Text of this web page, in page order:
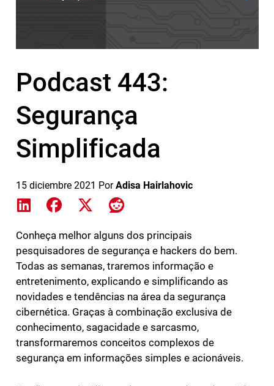
Podcast 443:
Segurança
Simplificada
15 diciembre 2021 PorAdisa Hairlahovic
Share on LinkedIn
Share on Facebook
Share on XShare on Reddit
Conheça melhor alguns dos principais
pesquisadores de segurança e hackers do bem.
Todas as semanas, traremos informação e
entretenimento, explicando e simplificando as
novidades e tendências na área da segurança
cibernética. Graças à combinação exclusiva de
conhecimento, sagacidade e sarcasmo,
transformaremos conceitos complexos de
segurança em informações simples e acionáveis.